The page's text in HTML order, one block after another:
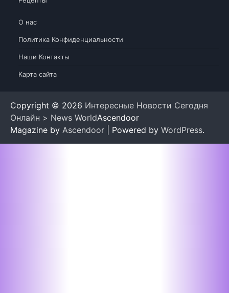
О нас
Политика Конфиденциальности
Наши Контакты
Карта сайта
Copyright © 2026 Интересные Новости Сегодня
Онлайн > News WorldAscendoor
Magazine by Ascendoor | Powered by WordPress.